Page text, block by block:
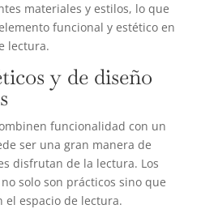
materiales y estilos, lo que
funcional y estético en
lectura.
y de diseño
funcionalidad con un
ser una gran manera de
disfrutan de la lectura. Los
solo son prácticos sino que
espacio de lectura.